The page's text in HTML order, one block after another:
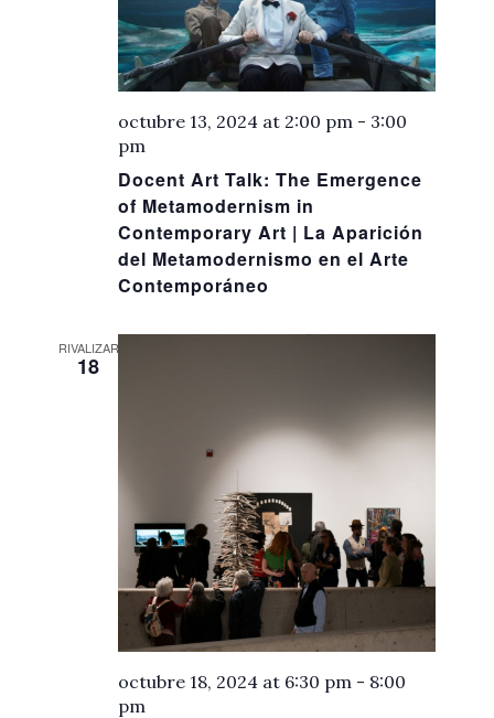
Docent Art Talk: The Emergence
of Metamodernism in
Contemporary Art | La Aparición
del Metamodernismo en el Arte
Contemporáneo
octubre 13, 2024 at 2:00 pm - 3:00
pm
RIVALIZAR
18
octubre 18, 2024 at 6:30 pm - 8:00
pm